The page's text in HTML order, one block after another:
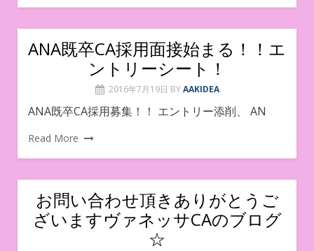
ANA既卒CA採用面接始まる！！エ
ントリーシート！
2016年7月19日 BY AAKIDEA
ANA既卒CA採用募集！！ エントリー添削、 AN
Read More
お問い合わせ頂きありがとうご
ざいますヴァネッサCAのブログ
☆